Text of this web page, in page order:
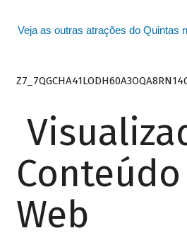
Veja as outras atrações do Quintas
Web